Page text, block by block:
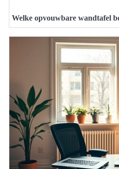
Welke opvouwbare wandtafel